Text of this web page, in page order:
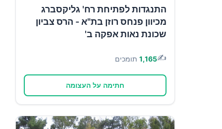
התנגדות לפתיחת רח' גליקסברג
מכיוון פנחס רוזן בת"א - הרס צביון
שכונת נאות אפקה ב'
✍️
1,165 תומכים
חתימה על העצומה